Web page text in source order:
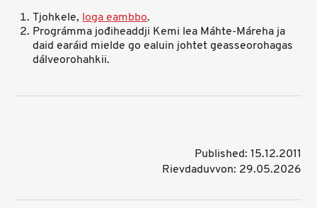
Tjohkele,loga eambbo.
Prográmma jođiheaddji Kemi lea Máhte-Máreha ja
daid earáid mielde go ealuin johtet geasseorohagas
dálveorohahkii.
Published: 15.12.2011
Rievdaduvvon: 29.05.2026